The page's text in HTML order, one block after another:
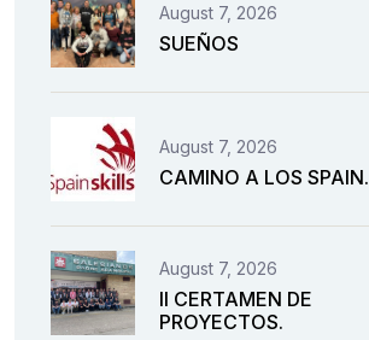
August 7, 2026
SUEÑOS
August 7, 2026
CAMINO A LOS SPAIN.
August 7, 2026
II CERTAMEN DE
PROYECTOS.